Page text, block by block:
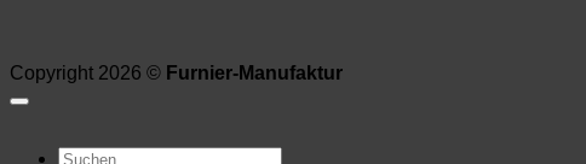
Copyright 2026 © Furnier-Manufaktur
Suchen